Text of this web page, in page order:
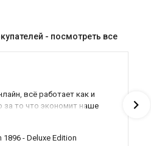
- посмотреть все
всё работает как и
за то что экономит наше
вы красава оказываете
из всех только вы и
- Deluxe Edition